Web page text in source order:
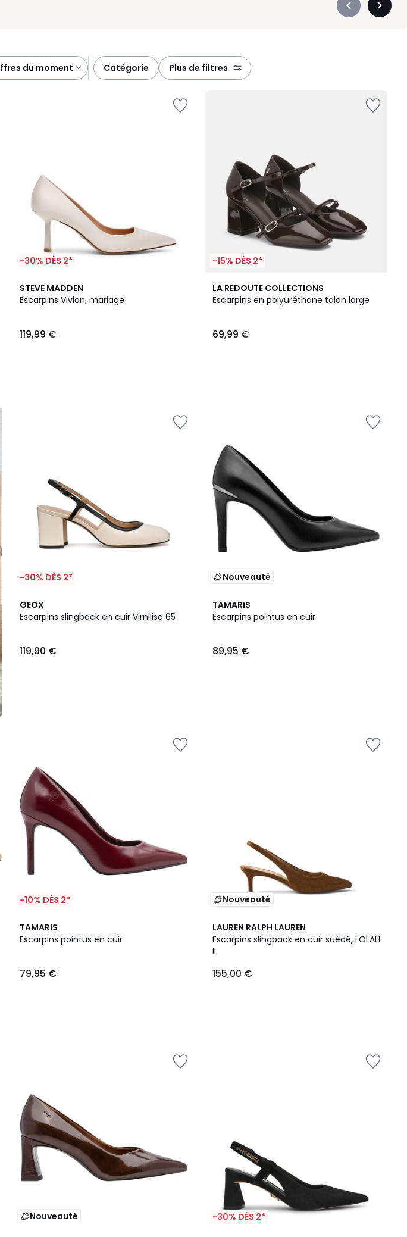
Précédent
offres du moment catégorie plus de filtres
-30% DÈS 2*
STEVE MADDEN
Escarpins Vivion, mariage
119,99 €
-15% DÈS 2*
LA REDOUTE COLLECTIONS
Escarpins en polyuréthane talon large
69,99 €
-30% DÈS 2*
GEOX
Escarpins slingback en cuir Virnilisa 65
119,90 €
Nouveauté
TAMARIS
Escarpins pointus en cuir
89,95 €
-10% DÈS 2*
TAMARIS
Escarpins pointus en cuir
79,95 €
Nouveauté
LAUREN RALPH LAUREN
Escarpins slingback en cuir suédé, LOLAH
II
155,00 €
Nouveauté -30% DÈS 2*